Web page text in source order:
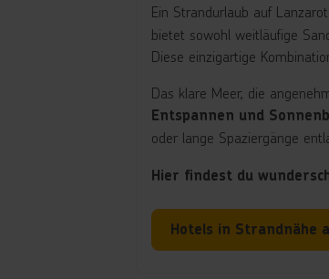
Ein Strandurlaub auf
bietet sowohl weitläufige
Diese einzigartige
Das klare Meer, die
Entspannen und
oder lange Spaziergänge
Hier findest du
Hotels in Strandnähe